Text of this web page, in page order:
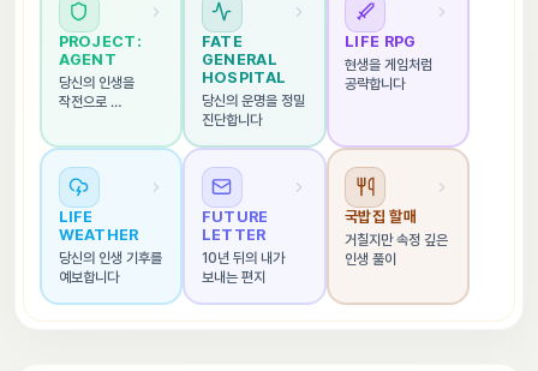
PROJECT:
AGENT
당신의 인생을
작전으로
FATE
GENERAL
HOSPITAL
당신의 운명을 정밀
진단합니다
LIFE RPG
현생을 게임처럼
공략합니다
LIFE
WEATHER
당신의 인생 기후를
예보합니다
FUTURE
LETTER
10년 뒤의 내가
보내는 편지
국밥집 할매
거칠지만 속정 깊은
인생 풀이